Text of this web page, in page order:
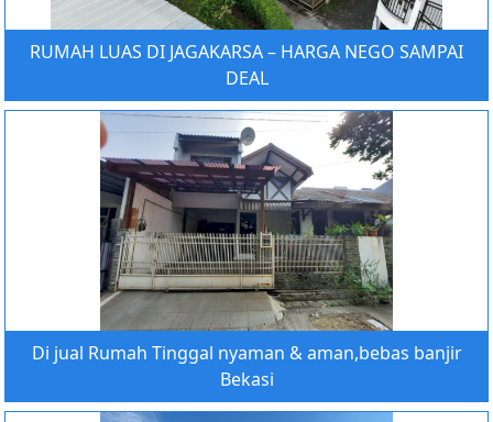
RUMAH LUAS DI JAGAKARSA – HARGA NEGO SAMPAI
DEAL
Di jual Rumah Tinggal nyaman & aman,bebas banjir
Bekasi